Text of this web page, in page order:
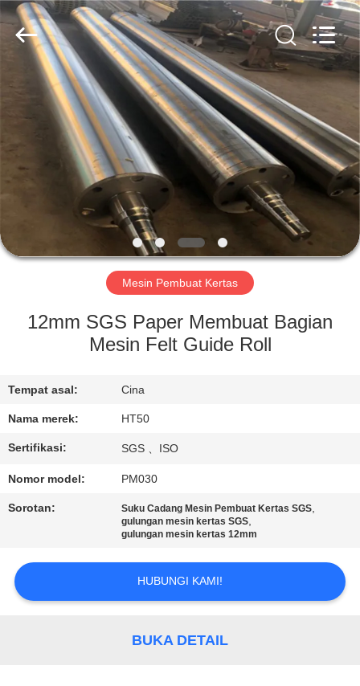
RUMAH
PRODUK
TENTANG
KAMI
TUR
KONTROL
HUBUNGI
KAMI
PERMINTAAN
PENAWARAN
HUATAO
LOVER
Reserved.
Mesin Pembuat Kertas
12mm SGS Paper Membuat Bagian
Mesin Felt Guide Roll
Tempat asal: Cina
Nama merek: HT50
Sertifikasi: SGS 、ISO
Nomor model: PM030
Sorotan: Suku Cadang Mesin Pembuat Kertas SGS,
gulungan mesin kertas SGS,
gulungan mesin kertas 12mm
HUBUNGI KAMI!
BUKA DETAIL